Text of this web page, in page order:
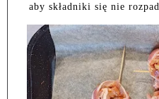
aby składniki się nie